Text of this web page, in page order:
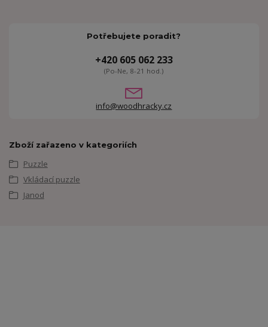
Potřebujete poradit?
+420 605 062 233
(Po-Ne, 8-21 hod.)
info@woodhracky.cz
Zboží zařazeno v kategoriích
Puzzle
Vkládací puzzle
Janod